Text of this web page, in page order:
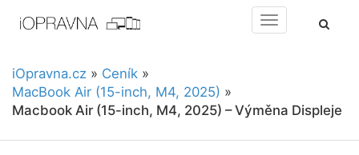
Toggle
navigation
iOpravna.cz » Ceník »
MacBook Air (15-inch, M4, 2025) »
Macbook Air (15-inch, M4, 2025) – Výměna Displeje